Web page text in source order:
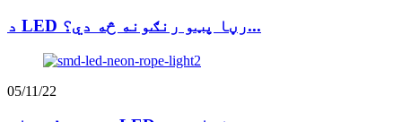
د LED رڼا پټو رنګونه څه دي؟...
05/11/22